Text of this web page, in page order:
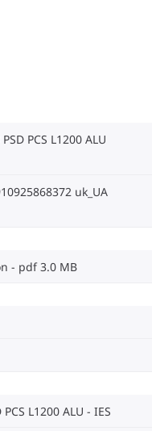
PCS L1200 ALU
uk_UA
pdf 3.0 MB
L1200 ALU IES